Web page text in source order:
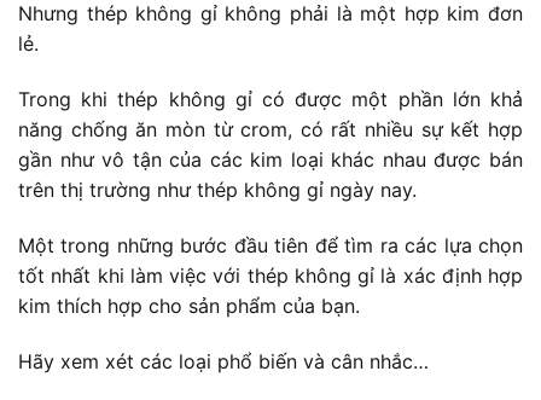
Nhưng thép không gỉ không phải là một hợp kim đơn
lẻ.
Trong khi thép không gỉ có được một phần lớn khả
năng chống ăn mòn từ crom, có rất nhiều sự kết hợp
gần như vô tận của các kim loại khác nhau được bán
trên thị trường như thép không gỉ ngày nay.
Một trong những bước đầu tiên để tìm ra các lựa chọn
tốt nhất khi làm việc với thép không gỉ là xác định hợp
kim thích hợp cho sản phẩm của bạn.
Hãy xem xét các loại phổ biến và cân nhắc…